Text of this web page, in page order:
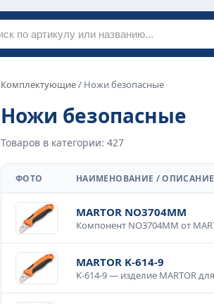
Комплектующие/ Ножи безопасные
Ножи безопасные
Товаров в категории: 427
ФОТО НАИМЕНОВАНИЕ / ОПИСАНИЕ
MARTOR NO3704MM
MARTOR K-614-9